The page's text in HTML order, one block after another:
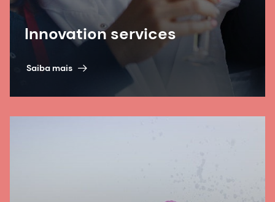
Innovation services
Saiba mais